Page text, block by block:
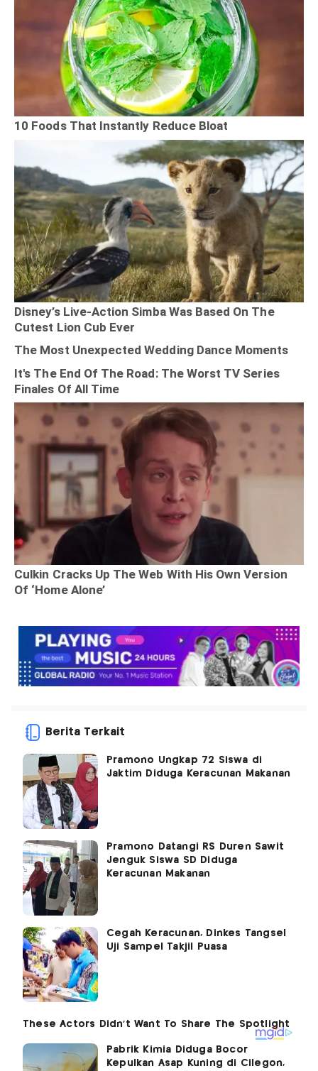
Berita Terkait
Pramono Ungkap 72 Siswa di
Jaktim Diduga Keracunan Makanan
Pramono Datangi RS Duren Sawit
Jenguk Siswa SD Diduga
Keracunan Makanan
Cegah Keracunan, Dinkes Tangsel
Uji Sampel Takjil Puasa
Pabrik Kimia Diduga Bocor
Kepulkan Asap Kuning di Cilegon,